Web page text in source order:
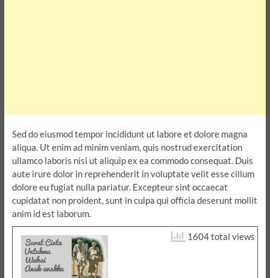
Sed do eiusmod tempor incididunt ut labore et dolore magna
aliqua. Ut enim ad minim veniam, quis nostrud exercitation
ullamco laboris nisi ut aliquip ex ea commodo consequat. Duis
aute irure dolor in reprehenderit in voluptate velit esse cillum
dolore eu fugiat nulla pariatur. Excepteur sint occaecat
cupidatat non proident, sunt in culpa qui officia deserunt mollit
anim id est laborum.
1604 total views